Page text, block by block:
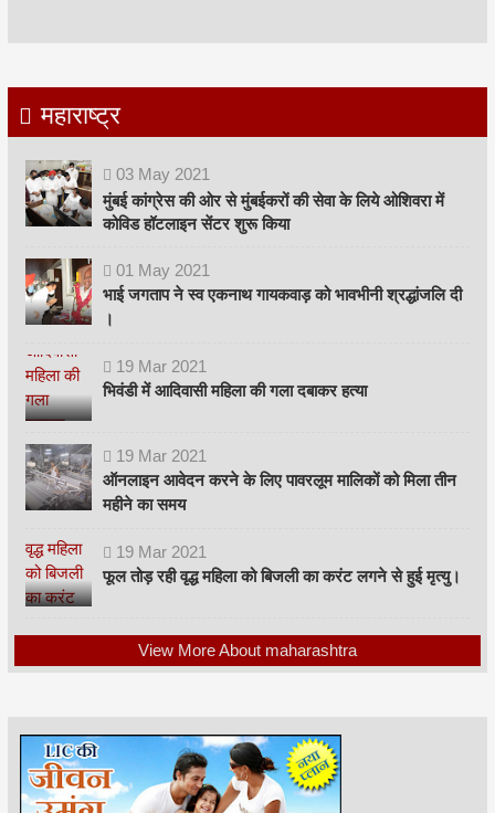
महाराष्ट्र
03 May 2021
मुंबई कांग्रेस की ओर से मुंबईकरों की सेवा के लिये ओशिवरा में
कोविड हॉटलाइन सेंटर शुरू किया
01 May 2021
भाई जगताप ने स्व एकनाथ गायकवाड़ को भावभीनी श्रद्धांजलि दी
।
19 Mar 2021
भिवंडी में आदिवासी महिला की गला दबाकर हत्या
19 Mar 2021
ऑनलाइन आवेदन करने के लिए पावरलूम मालिकों को मिला तीन
महीने का समय
19 Mar 2021
फूल तोड़ रही वृद्ध महिला को बिजली का करंट लगने से हुई मृत्यु।
View More About maharashtra